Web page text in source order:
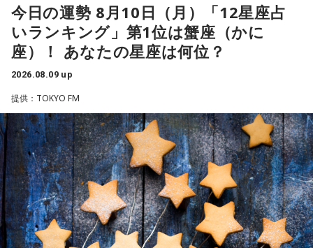
このたび、本日8月9日（日）にTACHIKAWA STAGE
GARDENで開催された3DCG LIVE「凡人社プレゼンツ カリス
マハウスツアー 2026夏」DAY2夜公演にて、レギュラーラジ
オ番組『めちゃめちゃカリスマなラジオ』をスタートするこ
とを発表しました。ラジオ番組には、『カリスマ』のキャラ
クターを演じる小野友樹、山中真尋、福原かつみ、細田健
太、日向朔公、大河元気、橋詰知久による“七人のカリスマ声
優”が出演。毎回2名程度の組み合わせによる輪番制で、作品
の世界観やキャラクターの魅力を活かした投稿コーナー、楽
曲企画などを展開し、『カリスマ』ならではのラジオをお届
けします。
今日の運勢 8月10日（月）「12星座占
いランキング」第1位は蟹座（かに
座）！ あなたの星座は何位？
2026.08.09 up
提供：TOKYO FM